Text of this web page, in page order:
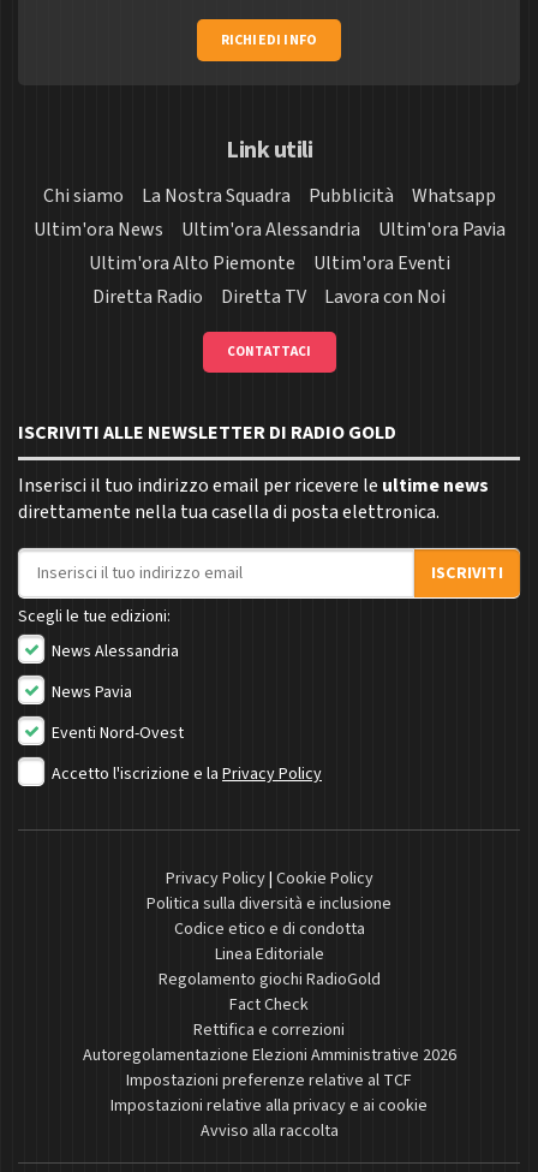
RICHIEDI INFO
Link utili
Chi siamo La Nostra Squadra Pubblicità
Whatsapp
Ultim'ora News
Ultim'ora Alessandria
Ultim'ora Pavia
Ultim'ora Alto Piemonte
Ultim'ora Eventi
Diretta Radio
Diretta TV Lavora con Noi
CONTATTACI
ISCRIVITI ALLE NEWSLETTER DI RADIO GOLD
Inserisci il tuo indirizzo email per ricevere le ultime news
direttamente nella tua casella di posta elettronica.
Indirizzo email
ISCRIVITI
Scegli le tue edizioni:
News Alessandria
News Pavia
Eventi Nord-Ovest
Accetto l'iscrizione e la Privacy Policy
Privacy Policy| Cookie Policy
Politica sulla diversità e inclusione
Codice etico e di condotta
Linea Editoriale
Regolamento giochi RadioGold
Fact Check
Rettifica e correzioni
Autoregolamentazione Elezioni Amministrative 2026
Impostazioni preferenze relative al TCF
Impostazioni relative alla privacy e ai cookie
Avviso alla raccolta